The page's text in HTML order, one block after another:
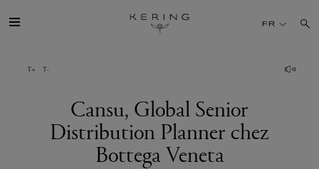
Global
Distribution
Bottega
MAISONS
TALENT
FR
Cansu, Global Senior
Distribution Planner chez
Bottega Veneta